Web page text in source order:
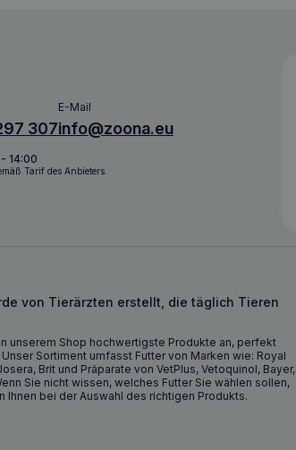
307
E-Mail
info@zoona.eu
14:00
Tarif des Anbieters.
von Tierärzten erstellt, die täglich Tieren
unserem Shop hochwertigste Produkte an, perfekt
Sortiment umfasst Futter von Marken wie: Royal
Brit und Präparate von VetPlus, Vetoquinol, Bayer,
Sie nicht wissen, welches Futter Sie wählen sollen,
Ihnen bei der Auswahl des richtigen Produkts.